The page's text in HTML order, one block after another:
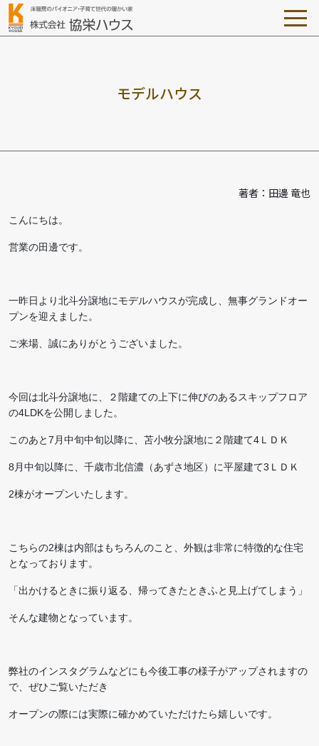
モデルハウス
著者：田邊 竜也
こんにちは。
営業の田邊です。
一昨日より北斗分譲地にモデルハウスが完成し、無事グランドオー
プンを迎えました。
ご来場、誠にありがとうございました。
今回は北斗分譲地に、２階建ての上下に伸びのあるスキップフロア
の4LDKを公開しました。
このあと7月中旬中旬以降に、苫小牧分譲地に２階建て4ＬＤＫ
8月中旬以降に、千歳市北信濃（あずさ地区）に平屋建て3ＬＤＫ
2棟がオープンいたします。
こちらの2棟は内部はもちろんのこと、外観は非常に特徴的な住宅
となっております。
「出かけるときに振り返る、帰ってきたときふと見上げてしまう」
そんな建物となっています。
弊社のインスタグラムなどにも今後工事の様子がアップされますの
で、ぜひご覧いただき
オープンの際には実際に確かめていただけたら嬉しいです。